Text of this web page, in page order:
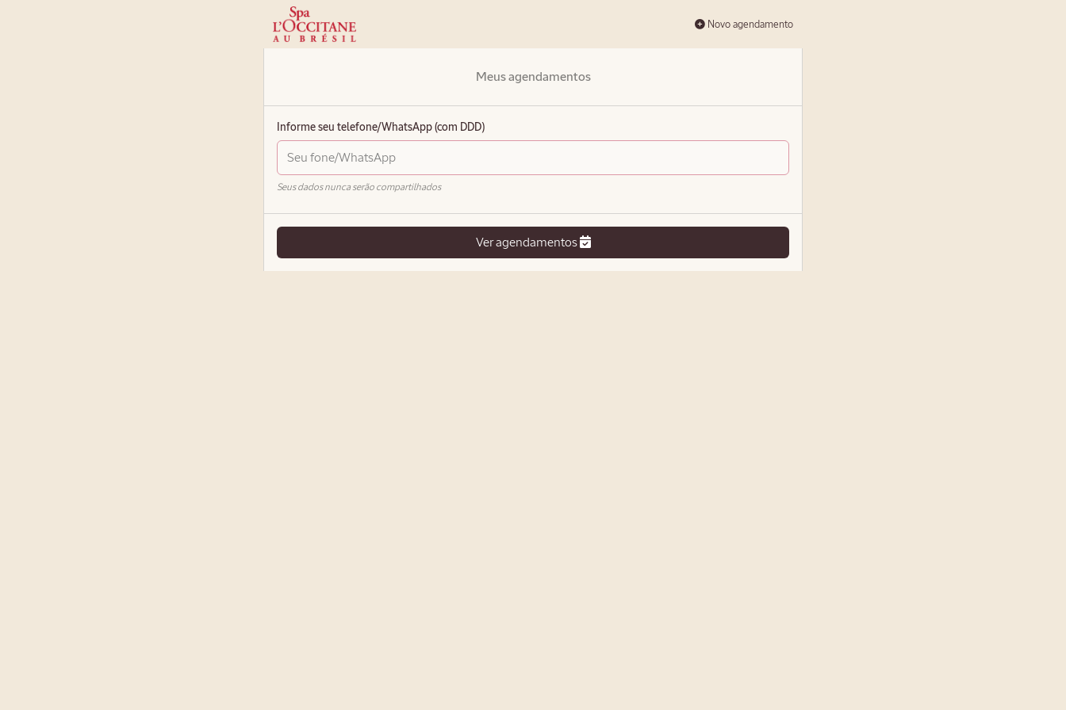
Novo agendamento
Meus agendamentos
Informe seu telefone/WhatsApp (com DDD)
Seus dados nunca serão compartilhados
Ver agendamentos